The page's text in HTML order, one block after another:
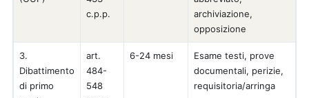
c.p.p.
archiviazione,
opposizione
3.
Dibattimento
di primo
art.
484-
548
6-24 mesi
Esame testi, prove
documentali, perizie,
requisitoria/arringa